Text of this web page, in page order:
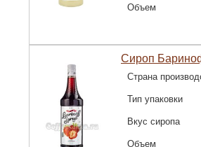
Объем
Сироп
Страна
Тип упаковки
Вкус сиропа
Объем